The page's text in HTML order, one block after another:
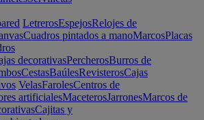
LetrerosEspejosRelojes de
Cuadros pintados a manoMarcosPlacas
decorativasPercherosBurros de
CestasBaúlesRevisterosCajas
VelasFarolesCentros de
artificialesMaceterosJarronesMarcos de
Cajitas y